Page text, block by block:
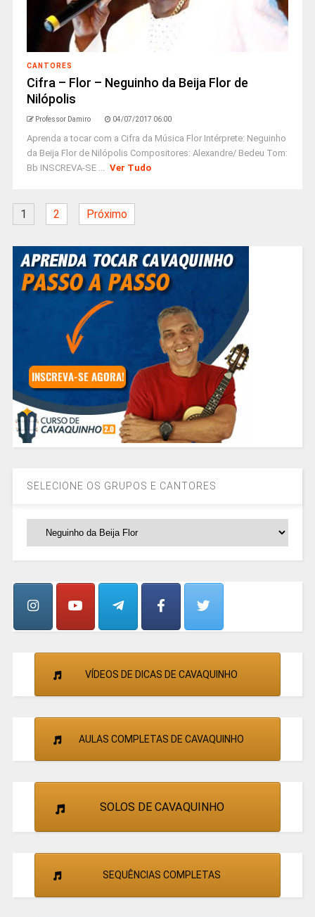
CANTORES
Cifra – Flor – Neguinho da Beija Flor de
Nilópolis
Professor Damiro 04/07/2017 06:00
Aprenda a tocar com a Cifra da Música Flor Intérprete: Neguinho
da Beija Flor de Nilópolis Compositores: Alexandre/ Bedeu Tom:
Bb INSCREVA-SE ... Ver Tudo
1 2 Próximo
SELECIONE OS GRUPOS E CANTORES
CANTORES
VÍDEOS DE DICAS DE CAVAQUINHO
AULAS COMPLETAS DE CAVAQUINHO
SOLOS DE CAVAQUINHO
SEQUÊNCIAS COMPLETAS